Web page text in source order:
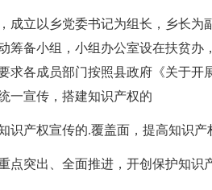
成立以乡党委书记为组长，乡长
筹备小组，小组办公室设在扶贫办
求各成员部门按照县政府《关于开
一宣传，搭建知识产权的
识产权宣传的.覆盖面，提高知识产
点突出、全面推进，开创保护知识